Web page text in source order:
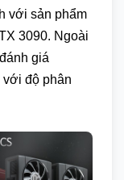
với sản phẩm
3090. Ngoài
giá
với độ phân